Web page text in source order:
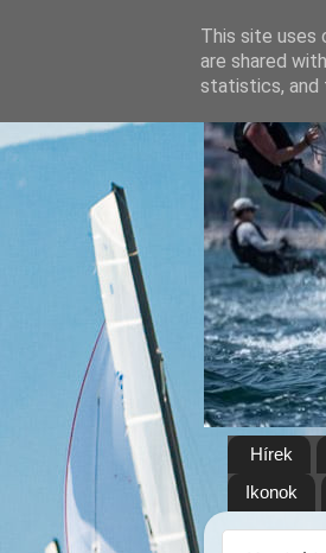
Hírek
Ikonok
This site uses
are shared
statistics, and